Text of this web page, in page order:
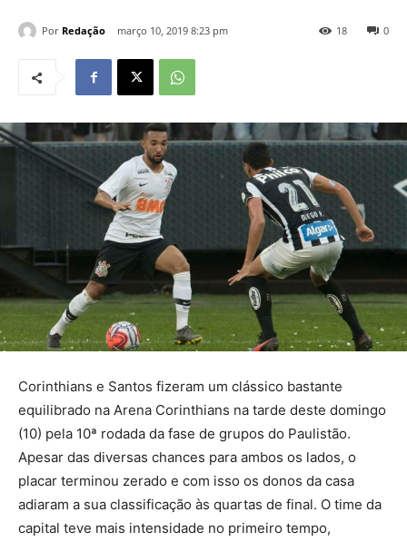
Por Redação março 10, 2019 8:23 pm 0
18
Corinthians e Santos fizeram um clássico bastante
equilibrado na Arena Corinthians na tarde deste domingo
(10) pela 10ª rodada da fase de grupos do Paulistão.
Apesar das diversas chances para ambos os lados, o
placar terminou zerado e com isso os donos da casa
adiaram a sua classificação às quartas de final. O time da
capital teve mais intensidade no primeiro tempo,